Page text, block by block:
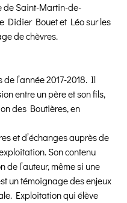
de Saint-Martin-de-
Didier Bouet et Léo sur les
de chèvres.
l’année 2017-2018. Il
entre un père et son fils,
des Boutières, en
et d’échanges auprès de
Son contenu
de l’auteur, même si une
un témoignage des enjeux
Exploitation qui élève